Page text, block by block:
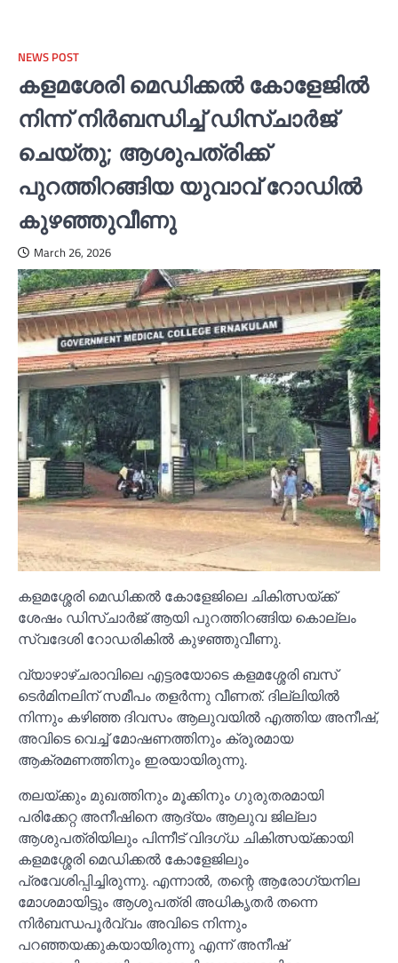
NEWS POST
കളമശേരി മെഡിക്കല്‍ കോളേജില്‍
നിന്ന് നിര്‍ബന്ധിച്ച്‌ ഡിസ്‌ചാര്‍ജ്
ചെയ്തു; ആശുപത്രിക്ക്
പുറത്തിറങ്ങിയ യുവാവ് റോഡില്‍
കുഴഞ്ഞുവീണു
March 26, 2026
കളമശ്ശേരി മെഡിക്കല്‍ കോളേജിലെ ചികിത്സയ്ക്ക്
ശേഷം ഡിസ്ചാർജ് ആയി പുറത്തിറങ്ങിയ കൊല്ലം
സ്വദേശി റോഡരികില്‍ കുഴഞ്ഞുവീണു.
വ്യാഴാഴ്ചരാവിലെ എട്ടരയോടെ കളമശ്ശേരി ബസ്
ടെർമിനലിന് സമീപം തളർന്നു വീണത്. ദില്ലിയില്‍
നിന്നും കഴിഞ്ഞ ദിവസം ആലുവയില്‍ എത്തിയ അനീഷ്,
അവിടെ വെച്ച്‌ മോഷണത്തിനും ക്രൂരമായ
ആക്രമണത്തിനും ഇരയായിരുന്നു.
തലയ്ക്കും മുഖത്തിനും മൂക്കിനും ഗുരുതരമായി
പരിക്കേറ്റ അനീഷിനെ ആദ്യം ആലുവ ജില്ലാ
ആശുപത്രിയിലും പിന്നീട് വിദഗ്ധ ചികിത്സയ്ക്കായി
കളമശ്ശേരി മെഡിക്കല്‍ കോളേജിലും
പ്രവേശിപ്പിച്ചിരുന്നു. എന്നാല്‍, തന്റെ ആരോഗ്യനില
മോശമായിട്ടും ആശുപത്രി അധികൃതർ തന്നെ
നിർബന്ധപൂർവ്വം അവിടെ നിന്നും
പറഞ്ഞയക്കുകയായിരുന്നു എന്ന് അനീഷ്